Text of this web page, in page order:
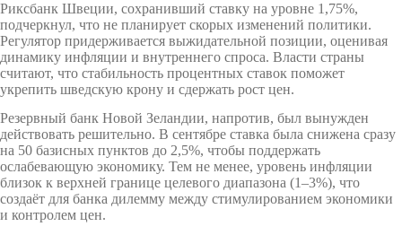
Риксбанк Швеции, сохранивший ставку на уровне 1,75%,
подчеркнул, что не планирует скорых изменений политики.
Регулятор придерживается выжидательной позиции, оценивая
динамику инфляции и внутреннего спроса. Власти страны
считают, что стабильность процентных ставок поможет
укрепить шведскую крону и сдержать рост цен.
Резервный банк Новой Зеландии, напротив, был вынужден
действовать решительно. В сентябре ставка была снижена сразу
на 50 базисных пунктов до 2,5%, чтобы поддержать
ослабевающую экономику. Тем не менее, уровень инфляции
близок к верхней границе целевого диапазона (1–3%), что
создаёт для банка дилемму между стимулированием экономики
и контролем цен.